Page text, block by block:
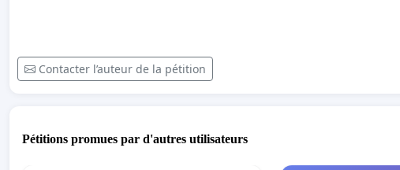
pour porter plainte, ces obstacles étant malheureusement
intentées par des citoyens contre la police ou la
spécialisées et à définir une durée d'ITT (incapacité
Contacter l’auteur de la pétition
Pétitions promues par d'autres utilisateurs